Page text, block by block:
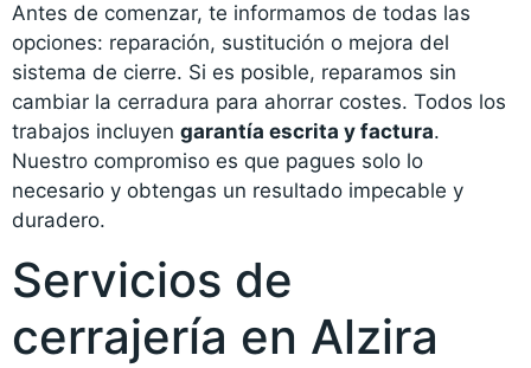
Antes de comenzar, te informamos de todas las
opciones: reparación, sustitución o mejora del
sistema de cierre. Si es posible, reparamos sin
cambiar la cerradura para ahorrar costes. Todos los
trabajos incluyen garantía escrita y factura.
Nuestro compromiso es que pagues solo lo
necesario y obtengas un resultado impecable y
duradero.
Servicios de
cerrajería en Alzira